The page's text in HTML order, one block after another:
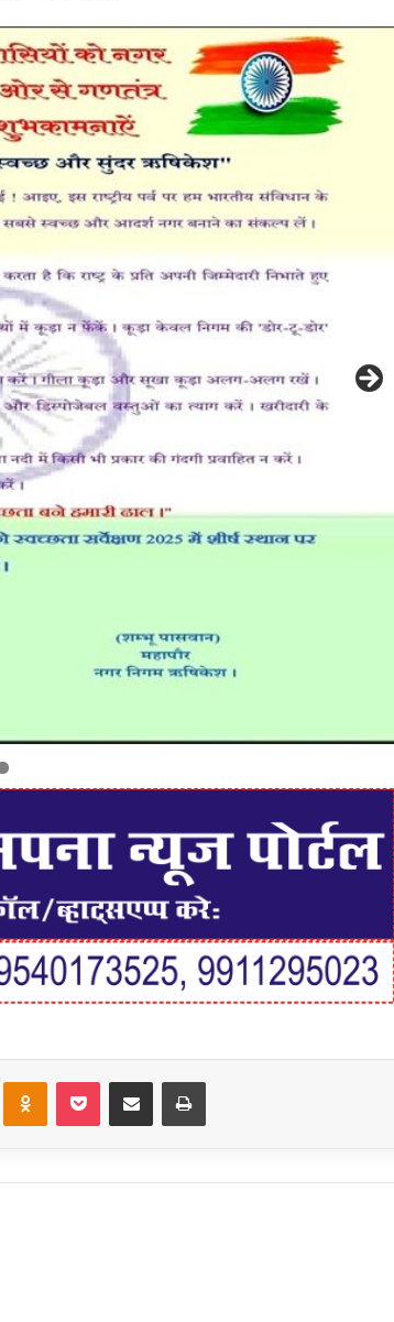
Odnoklassniki
PocketShare via Email Print